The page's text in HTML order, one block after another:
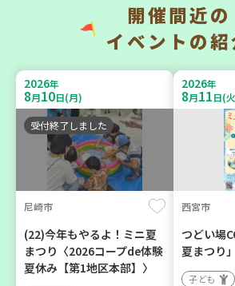
助け合いカフェ＆コープく
【第4地区】
大人向け
ボランティア
カフェ・つどい場
トック ～
えよう～
大人向け
平和・防災
2026
8月1日(土)
2026
9月7日(月)
開催間近の
イベントの紹
2026年
8月10日(月)
受付終了しました
尼崎市
(22)今年もやるよ！ミニ夏
まつり〈2026コープde体験
夏休み【第1地区本部】〉
2026年
8月11日(
西宮市
つどい場
夏まつり
子ども